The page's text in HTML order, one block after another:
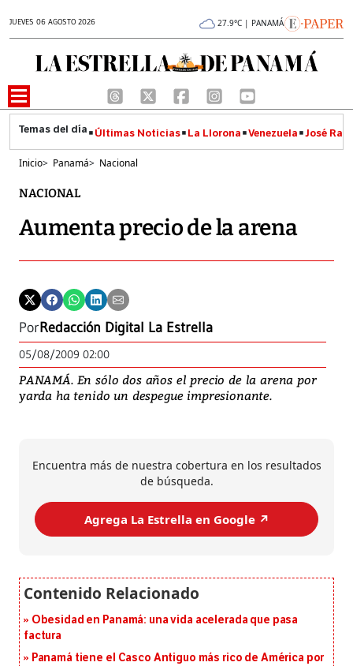
JUEVES 06 AGOSTO 2026 27.9°C | PANAMÁ
Últimas Noticias La Llorona Venezuela José
Inicio> Panamá> Nacional
NACIONAL
Aumenta precio de la arena
PorRedacción Digital La Estrella
05/08/2009 02:00
PANAMÁ. En sólo dos años el precio de la arena por
yarda ha tenido un despegue impresionante.
Encuentra más de nuestra cobertura en los resultados
de búsqueda.
Agrega La Estrella en Google ↗️
Obesidad en Panamá: una vida acelerada que pasa
factura
Panamá tiene el Casco Antiguo más rico de América por